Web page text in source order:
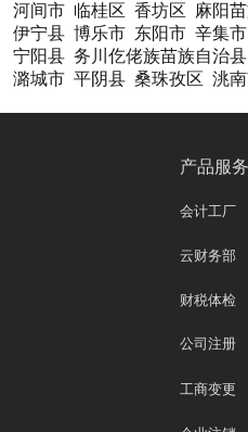
河间市 临桂区 香坊区 麻阳
伊宁县 博乐市 东阳市 辛集市
宁阳县 务川仡佬族苗族自治县
潞城市 平阴县 桑珠孜区 洮
产品服务
会计工厂
云财务部
财税体检
公司注册
工商变更